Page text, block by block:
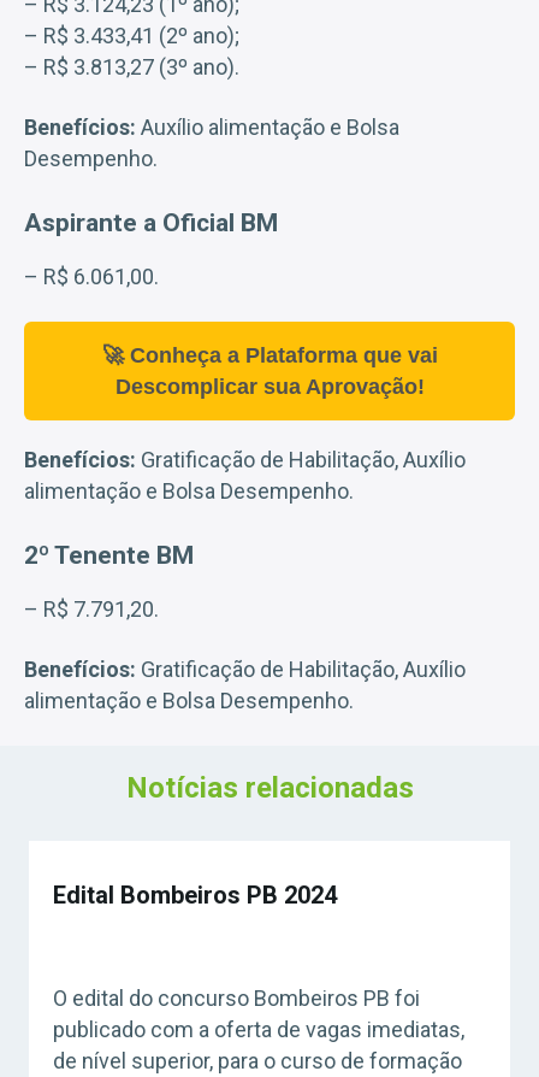
– R$ 3.433,41 (2º ano);
– R$ 3.813,27 (3º ano).
Benefícios: Auxílio alimentação e Bolsa
Desempenho.
Aspirante a Oficial BM
– R$ 6.061,00.
🚀 Conheça a Plataforma que vai
Descomplicar sua Aprovação!
Benefícios: Gratificação de Habilitação, Auxílio
alimentação e Bolsa Desempenho.
2º Tenente BM
– R$ 7.791,20.
Benefícios: Gratificação de Habilitação, Auxílio
alimentação e Bolsa Desempenho.
Notícias relacionadas
Edital Bombeiros PB 2024
O edital do concurso Bombeiros PB foi
publicado com a oferta de vagas imediatas,
de nível superior, para o curso de formação